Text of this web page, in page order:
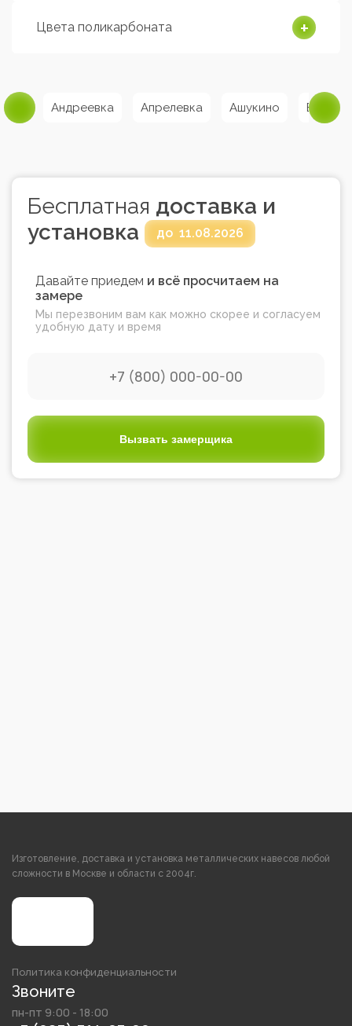
Цвета поликарбоната
Андреевка Апрелевка Ашукино
Бесплатная доставка и
установка
до 11.08.2026
Давайте приедем и всё просчитаем на
замере
Мы перезвоним вам как можно скорее и согласуем
удобную дату и время
Вызвать замерщика
Изготовление, доставка и установка металлических навесов любой
сложности в Москве и области с 2004г.
Политика конфиденциальности
Звоните
пн-пт 9:00 - 18:00